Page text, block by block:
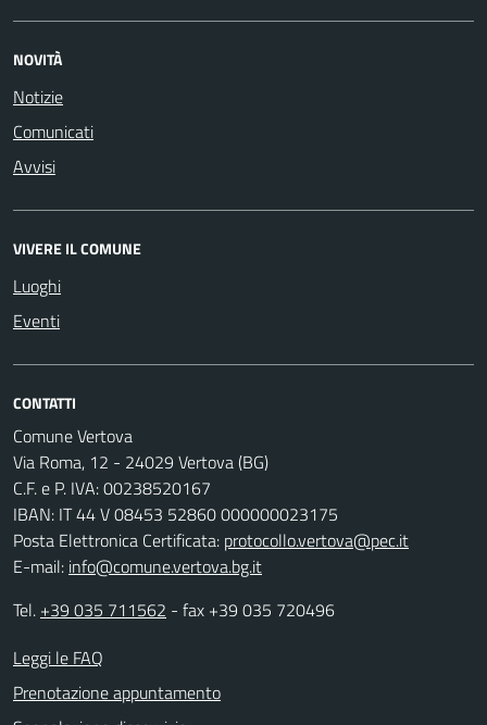
NOVITÀ
Notizie
Comunicati
Avvisi
VIVERE IL COMUNE
Luoghi
Eventi
CONTATTI
Comune Vertova
Via Roma, 12 - 24029 Vertova (BG)
C.F. e P. IVA: 00238520167
IBAN: IT 44 V 08453 52860 000000023175
Posta Elettronica Certificata: protocollo.vertova@pec.it
E-mail: info@comune.vertova.bg.it
Tel. +39 035 711562 - fax +39 035 720496
Leggi le FAQ
Prenotazione appuntamento